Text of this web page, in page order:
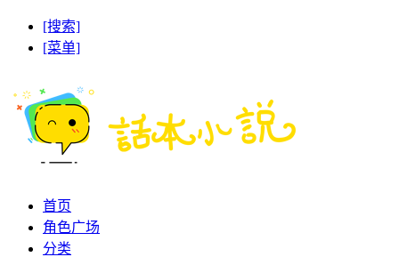
[搜索]
[菜单]
首页
角色广场
分类